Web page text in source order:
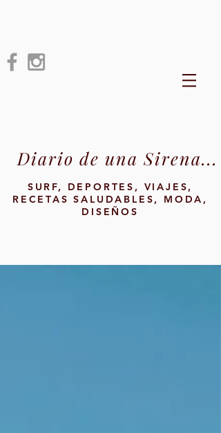
Diario de una Sirena...
SURF, DEPORTES, VIAJES,
RECETAS SALUDABLES, MODA,
DISEÑOS